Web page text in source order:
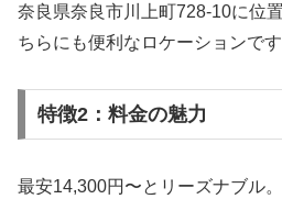
奈良県奈良市川上町728-10に位
ちらにも便利なロケーションです
特徴2：料金の魅力
最安14,300円〜とリーズナブル